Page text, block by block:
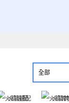
全部
火箭速配 火箭